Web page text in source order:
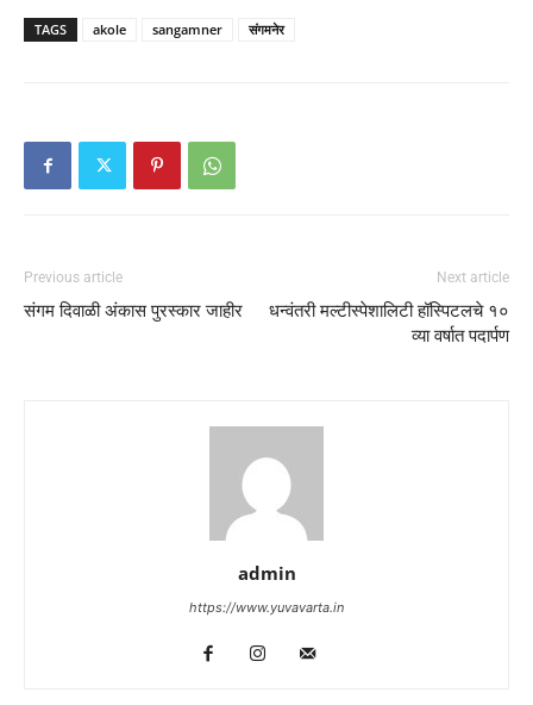
TAGS akole sangamner संगमनेर
Previous article
संगम दिवाळी अंकास पुरस्कार जाहीर
Next article
धन्वंतरी मल्टीस्पेशालिटी हॉस्पिटलचे १०
व्या वर्षात पदार्पण
admin
https://www.yuvavarta.in